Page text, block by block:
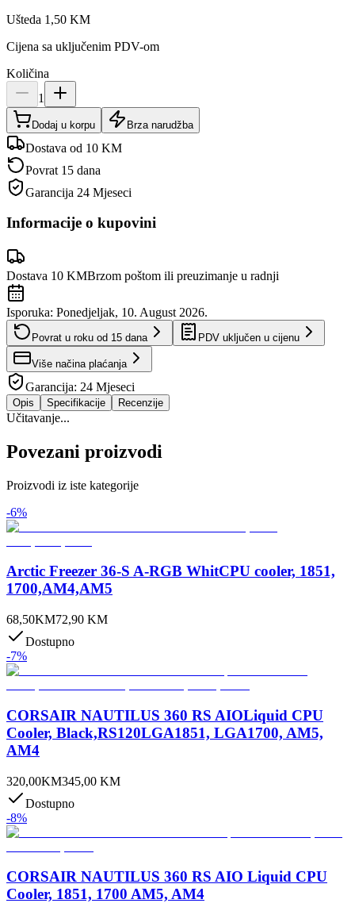
Ušteda 1,50 KM
Cijena sa uključenim PDV-om
Količina
1
Dodaj u korpu Brza narudžba
Dostava od 10 KM
Povrat 15 dana
Garancija 24 Mjeseci
Informacije o kupovini
Dostava 10 KMBrzom poštom ili preuzimanje u radnji
Isporuka: Ponedjeljak, 10. August 2026.
Povrat u roku od 15 dana PDV uključen u cijenu
Više načina plaćanja
Garancija: 24 Mjeseci
Opis Specifikacije Recenzije
Učitavanje...
Povezani proizvodi
Proizvodi iz iste kategorije
-6%
Arctic Freezer 36-S A-RGB WhitCPU cooler, 1851,
1700,AM4,AM5
68,50KM72,90 KM
Dostupno
-7%
CORSAIR NAUTILUS 360 RS AIOLiquid CPU
Cooler, Black,RS120LGA1851, LGA1700, AM5,
AM4
320,00KM345,00 KM
Dostupno
-8%
CORSAIR NAUTILUS 360 RS AIO Liquid CPU
Cooler, 1851, 1700 AM5, AM4